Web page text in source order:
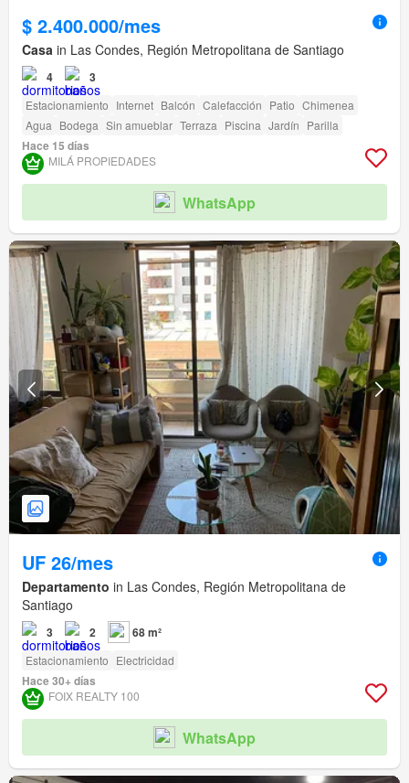
$ 2.400.000/mes
Casa in Las Condes, Región Metropolitana de Santiago
4 3
Estacionamiento Internet Balcón Calefacción Patio Chimenea
Agua Bodega Sin amueblar Terraza Piscina Jardín Parilla
Hace 15 días
MILÁ PROPIEDADES
WhatsApp
UF 26/mes
Departamento in Las Condes, Región Metropolitana de
Santiago
3 2 68 m²
Estacionamiento Electricidad
Hace 30+ días
FOIX REALTY 100
WhatsApp